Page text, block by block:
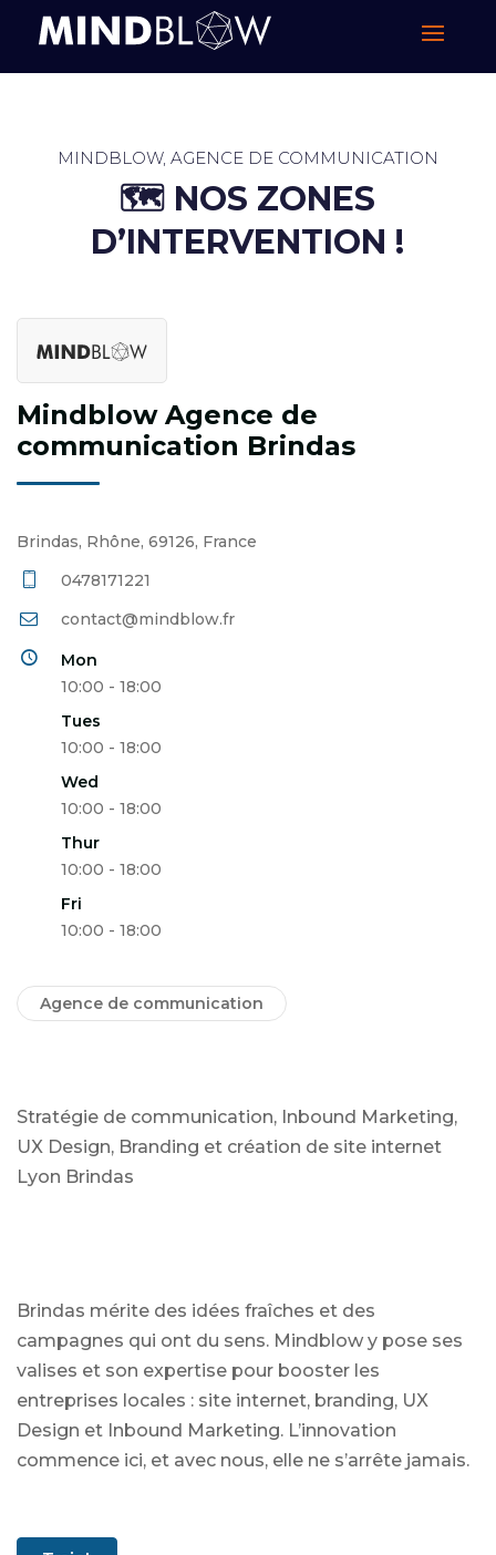
MINDBLOW, AGENCE DE COMMUNICATION
🗺️ ​NOS ZONES
D’INTERVENTION !
Mindblow Agence de
communication Brindas
Brindas, Rhône, 69126, France
0478171221
contact@mindblow.fr
Mon
10:00 - 18:00
Tues
10:00 - 18:00
Wed
10:00 - 18:00
Thur
10:00 - 18:00
Fri
10:00 - 18:00
Agence de communication
Stratégie de communication, Inbound Marketing,
UX Design, Branding et création de site internet
Lyon Brindas
Brindas mérite des idées fraîches et des
campagnes qui ont du sens. Mindblow y pose ses
valises et son expertise pour booster les
entreprises locales : site internet, branding, UX
Design et Inbound Marketing. L’innovation
commence ici, et avec nous, elle ne s’arrête jamais.